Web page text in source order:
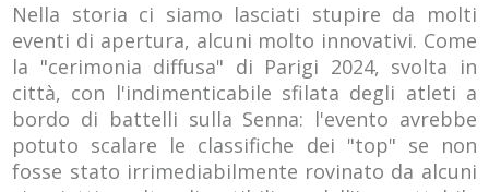
Nella storia ci siamo lasciati stupire da molti
eventi di apertura, alcuni molto innovativi. Come
la "cerimonia diffusa" di Parigi 2024, svolta in
città, con l'indimenticabile sfilata degli atleti a
bordo di battelli sulla Senna: l'evento avrebbe
potuto scalare le classifiche dei "top" se non
fosse stato irrimediabilmente rovinato da alcuni